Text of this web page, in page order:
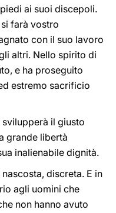
ai suoi discepoli.
farà vostro
con il suo lavoro
altri. Nello spirito di
e ha proseguito
estremo sacrificio
svilupperà il giusto
grande libertà
inalienabile dignità.
discreta. E in
agli uomini che
non hanno avuto